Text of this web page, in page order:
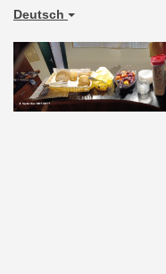
Deutsch
Previous